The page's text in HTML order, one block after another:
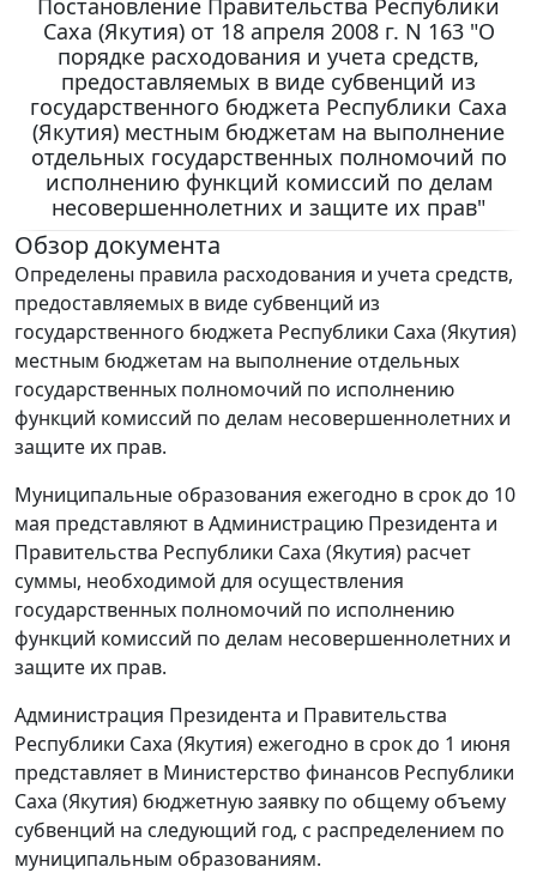
Саха (Якутия) от 18 апреля 2008 г. N 163 "О
порядке расходования и учета средств,
предоставляемых в виде субвенций из
государственного бюджета Республики Саха
(Якутия) местным бюджетам на выполнение
отдельных государственных полномочий по
исполнению функций комиссий по делам
несовершеннолетних и защите их прав"
Обзор документа
Определены правила расходования и учета средств,
предоставляемых в виде субвенций из
государственного бюджета Республики Саха (Якутия)
местным бюджетам на выполнение отдельных
государственных полномочий по исполнению
функций комиссий по делам несовершеннолетних и
защите их прав.
Муниципальные образования ежегодно в срок до 10
мая представляют в Администрацию Президента и
Правительства Республики Саха (Якутия) расчет
суммы, необходимой для осуществления
государственных полномочий по исполнению
функций комиссий по делам несовершеннолетних и
защите их прав.
Администрация Президента и Правительства
Республики Саха (Якутия) ежегодно в срок до 1 июня
представляет в Министерство финансов Республики
Саха (Якутия) бюджетную заявку по общему объему
субвенций на следующий год, с распределением по
муниципальным образованиям.